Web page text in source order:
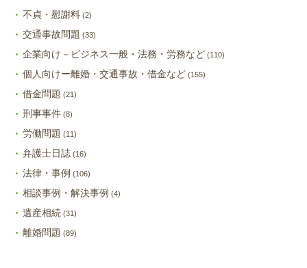
不貞・慰謝料(2)
交通事故問題 (33)
企業向け－ビジネス一般・法務・労務など (110)
個人向けー離婚・交通事故・借金など (155)
借金問題 (21)
刑事事件(8)
労働問題 (11)
弁護士日誌(16)
法律・事例 (106)
相談事例・解決事例 (4)
遺産相続(31)
離婚問題 (89)